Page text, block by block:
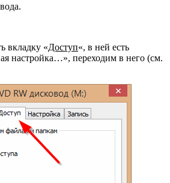
вкладку «Доступ«, в ней есть
настройка…», переходим в него (см.